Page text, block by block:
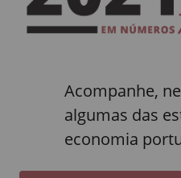
Acompanhe,
algumas das
economia